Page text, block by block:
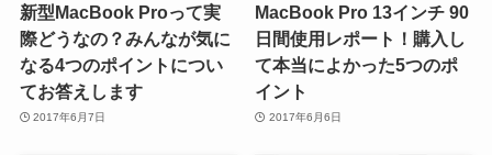
新型MacBook Proって実
際どうなの？みんなが気に
なる4つのポイントについ
てお答えします
2017年6月7日
MacBook Pro 13インチ 90
日間使用レポート！購入し
て本当によかった5つのポ
イント
2017年6月6日